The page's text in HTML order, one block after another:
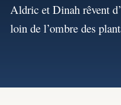
Aldric et Dinah rêvent
loin de l’ombre des